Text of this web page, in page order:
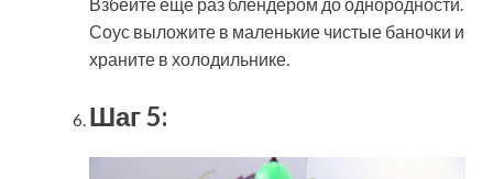
Взбейте еще раз блендером до однородности.
Соус выложите в маленькие чистые баночки и
храните в холодильнике.
Шаг 5: